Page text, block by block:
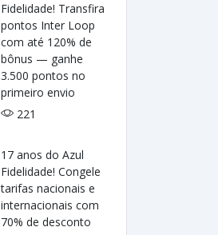
Fidelidade! Transfira
pontos Inter Loop
com até 120% de
bônus — ganhe
3.500 pontos no
primeiro envio
221
17 anos do Azul
Fidelidade! Congele
tarifas nacionais e
internacionais com
70% de desconto